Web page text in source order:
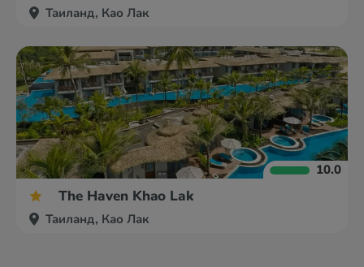
Таиланд, Као Лак
10.0
The Haven Khao Lak
Таиланд, Као Лак